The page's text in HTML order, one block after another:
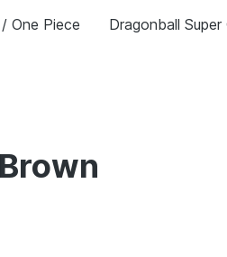
One Piece Dragonball